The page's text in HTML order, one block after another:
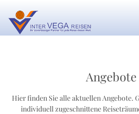
Angebote
Hier finden Sie alle aktuellen Angebote.
individuell zugeschnittene